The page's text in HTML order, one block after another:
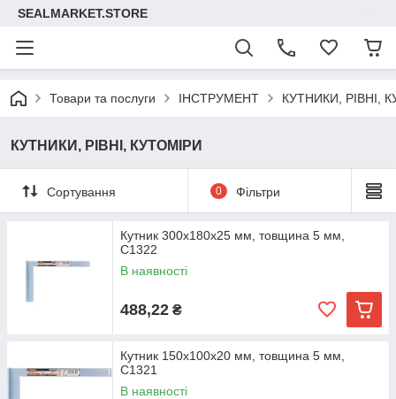
SEALMARKET.STORE
Товари та послуги ІНСТРУМЕНТ КУТНИКИ, РІВНІ,
КУТНИКИ, РІВНІ, КУТОМІРИ
Сортування 0 Фільтри
Кутник 300x180x25 мм, товщина 5 мм,
C1322
В наявності
488,22 ₴
Кутник 150x100x20 мм, товщина 5 мм,
C1321
В наявності